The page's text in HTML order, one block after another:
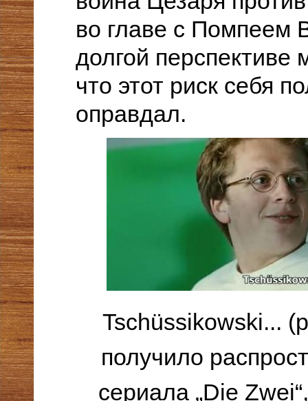
во главе с Помпеем
долгой перспективе
что этот риск себя
оправдал.
Tschüssikowski...
получило
сериала „Die